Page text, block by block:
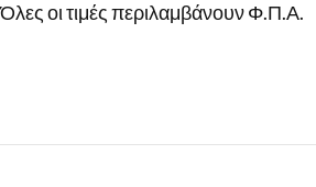
Όλες οι τιμές περιλαμβάνουν Φ.Π.Α.